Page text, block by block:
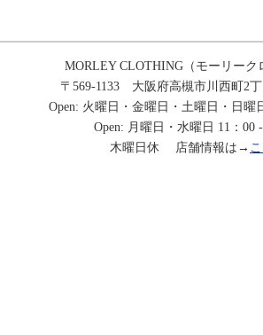
MORLEY CLOTHING（モーリーク
〒569-1133 大阪府高槻市川西町2
Open: 火曜日・金曜日・土曜日・日曜
Open: 月曜日・水曜日 11：00
木曜日休 店舗情報は→